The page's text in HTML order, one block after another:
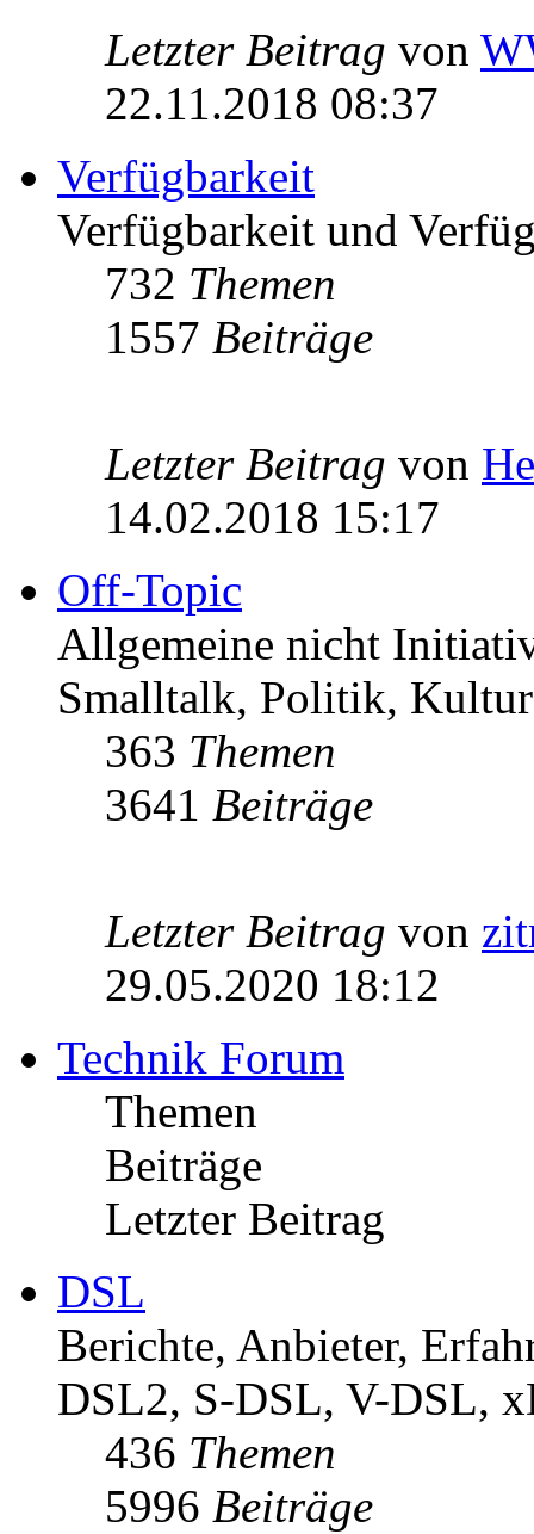
Letzter Beitrag von
22.11.2018 08:37
Verfügbarkeit
Verfügbarkeit und
732 Themen
1557 Beiträge
Letzter Beitrag von
14.02.2018 15:17
Off-Topic
Allgemeine nicht
Smalltalk, Politik, Kultur
363 Themen
3641 Beiträge
Letzter Beitrag von
29.05.2020 18:12
Technik Forum
Themen
Beiträge
Letzter Beitrag
DSL
Berichte, Anbieter,
DSL2, S-DSL, V-DSL,
436 Themen
5996 Beiträge